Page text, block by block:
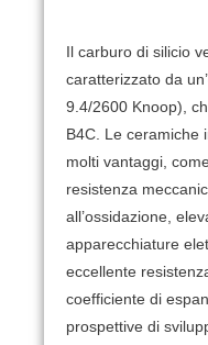
Il carburo di silicio
caratterizzato da
9.4/2600 Knoop),
B4C. Le ceramiche
molti vantaggi,
resistenza
all’ossidazione,
apparecchiature
eccellente
coefficiente di
prospettive di